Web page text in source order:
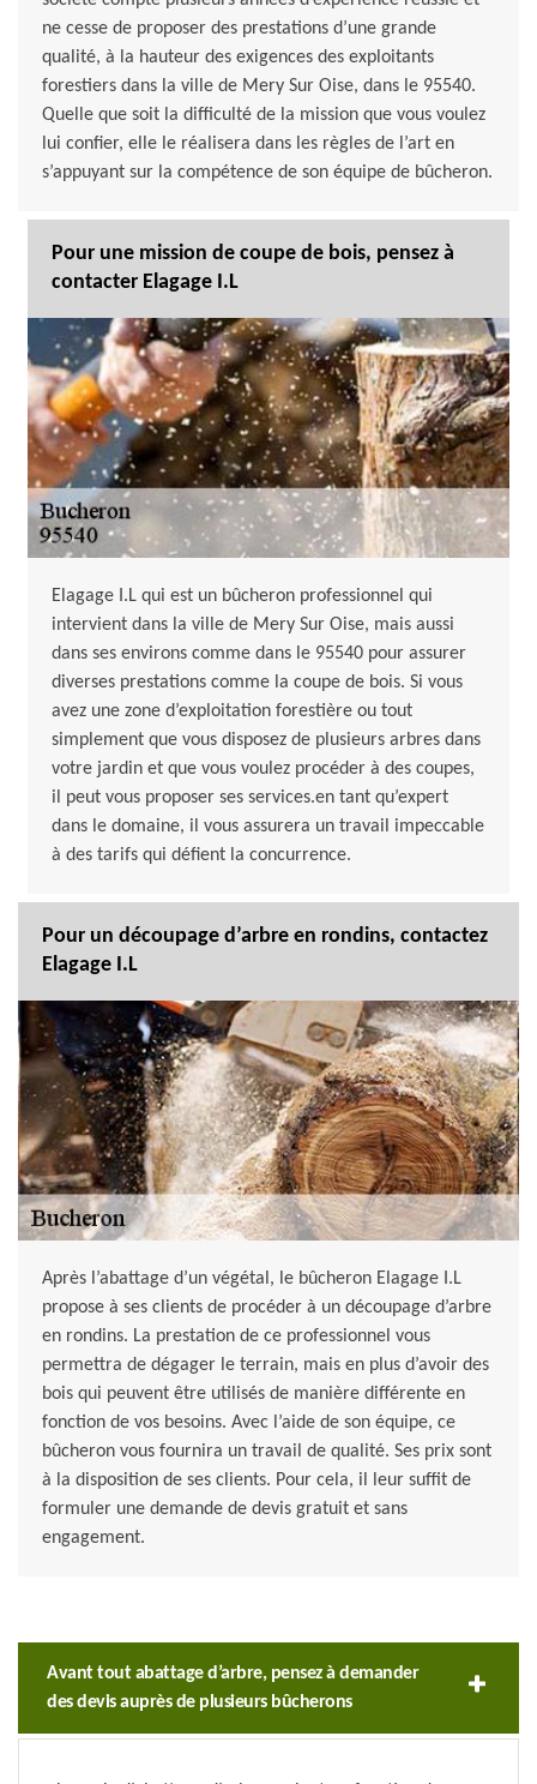
ne cesse de proposer des prestations d’une grande
qualité, à la hauteur des exigences des exploitants
forestiers dans la ville de Mery Sur Oise, dans le 95540.
Quelle que soit la difficulté de la mission que vous voulez
lui confier, elle le réalisera dans les règles de l’art en
s’appuyant sur la compétence de son équipe de bûcheron.
Pour une mission de coupe de bois, pensez à
contacter Elagage I.L
Elagage I.L qui est un bûcheron professionnel qui
intervient dans la ville de Mery Sur Oise, mais aussi
dans ses environs comme dans le 95540 pour assurer
diverses prestations comme la coupe de bois. Si vous
avez une zone d’exploitation forestière ou tout
simplement que vous disposez de plusieurs arbres dans
votre jardin et que vous voulez procéder à des coupes,
il peut vous proposer ses services.en tant qu’expert
dans le domaine, il vous assurera un travail impeccable
à des tarifs qui défient la concurrence.
Pour un découpage d’arbre en rondins, contactez
Elagage I.L
Après l’abattage d’un végétal, le bûcheron Elagage I.L
propose à ses clients de procéder à un découpage d’arbre
en rondins. La prestation de ce professionnel vous
permettra de dégager le terrain, mais en plus d’avoir des
bois qui peuvent être utilisés de manière différente en
fonction de vos besoins. Avec l’aide de son équipe, ce
bûcheron vous fournira un travail de qualité. Ses prix sont
à la disposition de ses clients. Pour cela, il leur suffit de
formuler une demande de devis gratuit et sans
engagement.
Avant tout abattage d’arbre, pensez à demander
des devis auprès de plusieurs bûcherons